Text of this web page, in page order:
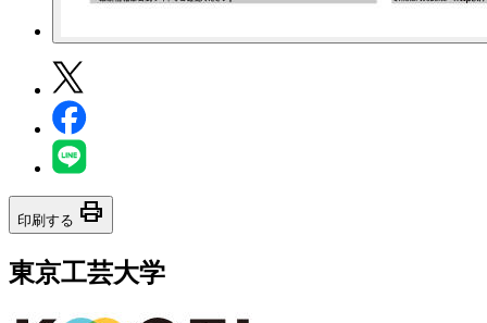
印刷する print
東京工芸大学